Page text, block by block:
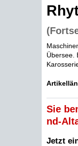
Übersee.
Sie
nd-
Jetzt